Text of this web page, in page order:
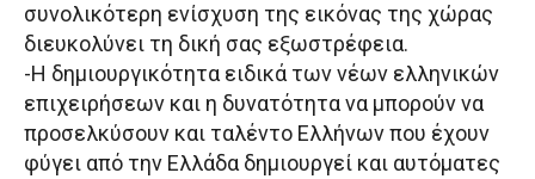
συνολικότερη ενίσχυση της εικόνας της χώρας
διευκολύνει τη δική σας εξωστρέφεια.
-Η δημιουργικότητα ειδικά των νέων ελληνικών
επιχειρήσεων και η δυνατότητα να μπορούν να
προσελκύσουν και ταλέντο Ελλήνων που έχουν
φύγει από την Ελλάδα δημιουργεί και αυτόματες